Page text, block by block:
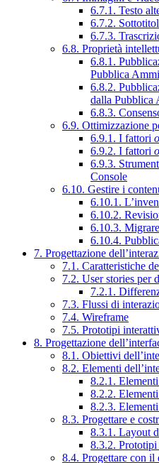
6.7.1. Testo
6.7.2.
6.7.3.
6.8. Proprietà
6.8.1.
Pubblica
6.8.2.
dalla Pubblica
6.8.3.
6.9. Ottimizzazione
6.9.1. I fattori
6.9.2. I fattori
6.9.3.
Console
6.10. Gestire i
6.10.1.
6.10.2.
6.10.3.
6.10.4.
7. Progettazione
7.1. Caratteristiche
7.2. User stories per
7.2.1.
7.3. Flussi di
7.4. Wireframe
7.5. Prototipi
8. Progettazione
8.1. Obiettivi
8.2. Elementi
8.2.1.
8.2.2.
8.2.3.
8.3. Progettare e
8.3.1. Layout
8.3.2. Prototipi
8.4. Progettare con il